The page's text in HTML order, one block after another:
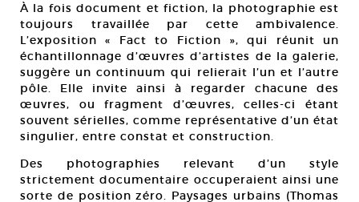
À la fois document et fiction, la photographie est
toujours travaillée par cette ambivalence.
L’exposition « Fact to Fiction », qui réunit un
échantillonnage d’œuvres d’artistes de la galerie,
suggère un continuum qui relierait l’un et l’autre
pôle. Elle invite ainsi à regarder chacune des
œuvres, ou fragment d’œuvres, celles-ci étant
souvent sérielles, comme représentative d’un état
singulier, entre constat et construction.
Des photographies relevant d’un style
strictement documentaire occuperaient ainsi une
sorte de position zéro. Paysages urbains (Thomas